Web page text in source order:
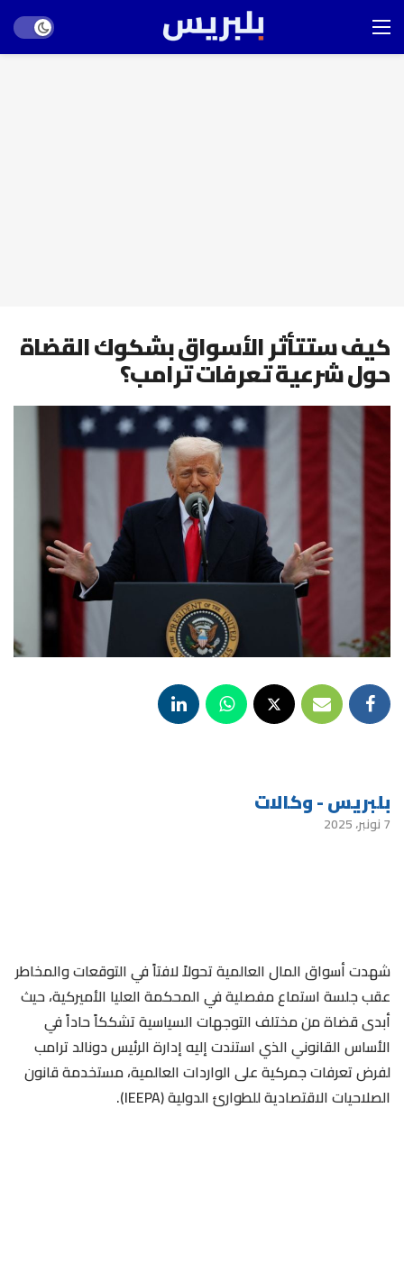
mode
كيف ستتأثر الأسواق بشكوك القضاة
حول شرعية تعرفات ترامب؟
بلبريس - وكالات
7 نونبر، 2025
شهدت أسواق المال العالمية تحولاً لافتاً في التوقعات والمخاطر
عقب جلسة استماع مفصلية في المحكمة العليا الأميركية، حيث
أبدى قضاة من مختلف التوجهات السياسية تشككاً حاداً في
الأساس القانوني الذي استندت إليه إدارة الرئيس دونالد ترامب
لفرض تعرفات جمركية على الواردات العالمية، مستخدمة قانون
الصلاحيات الاقتصادية للطوارئ الدولية (IEEPA).